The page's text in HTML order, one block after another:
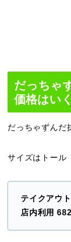
だっちゃ
価格はい
だっちゃずんだ
サイズはトール
テイクアウ
店内利用